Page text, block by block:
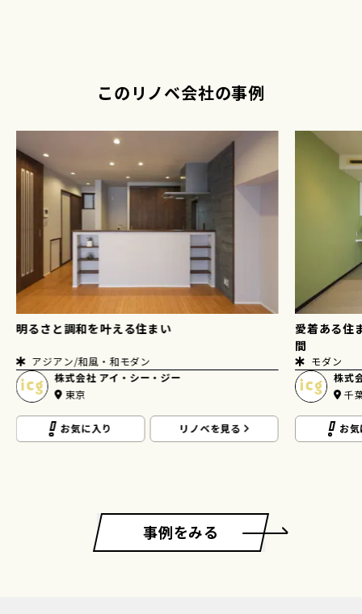
このリノベ会社の事例
明るさと調和を叶える住まい
アジアン/和風・和モダン
株式会社 アイ・シー・ジー
東京
お気に入り リノベを見る
愛着ある住
間
モダン
株式
千
お
事例をみる